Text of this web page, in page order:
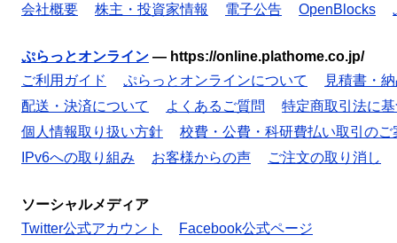
会社概要
株主・投資家情報 電子公告 OpenBlocks
ぷらっとオンライン — https://online.plathome.co.jp/
ご利用ガイド
ぷらっとオンラインについて
見積書・
配送・決済について
よくあるご質問
特定商取引法に
個人情報取り扱い方針
校費・公費・科研費払い取引のご
IPv6への取り組み
お客様からの声 ご注文の取り消し
ソーシャルメディア
Twitter公式アカウント
Facebook公式ページ